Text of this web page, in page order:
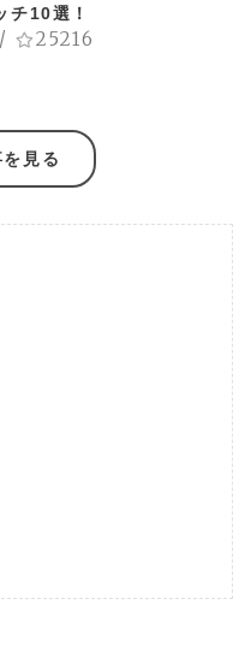
チ10選！
/ 25216
見る